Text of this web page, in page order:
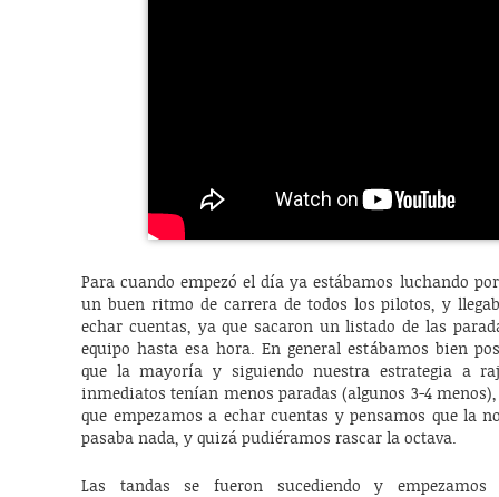
Para cuando empezó el día ya estábamos luchando
un buen ritmo de carrera de todos los pilotos, y
echar cuentas, ya que sacaron un listado de las
equipo hasta esa hora. En general estábamos bien
que la mayoría y siguiendo nuestra estrategia a
inmediatos tenían menos paradas (algunos 3-4
que empezamos a echar cuentas y pensamos que la
pasaba nada, y quizá pudiéramos rascar la octava.
Las tandas se fueron sucediendo y